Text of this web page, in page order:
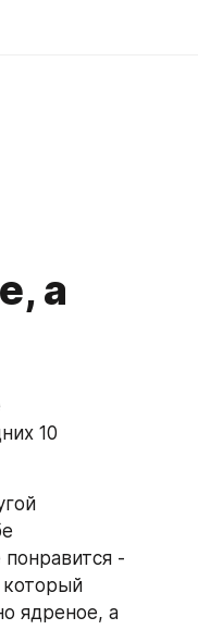
а
10
-
ядреное, а